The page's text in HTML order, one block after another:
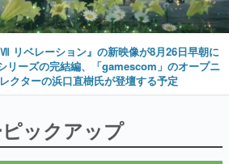
リベレーション』の新映像が8月26日早朝に
リーズの完結編、「gamescom」のオープニ
クターの浜口直樹氏が登壇する予定
ックアップ